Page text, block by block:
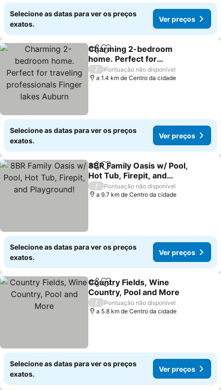
Selecione as datas para ver os preços
exatos.
Ver preços
PartilharAdicionar aos favoritos
Charming 2-bedroom
home. Perfect for
traveling professionals
Finger lakes Auburn
Ver preços
/
Pontuação não disponível
a 1.4 km de Centro da cidade
Selecione as datas para ver os preços
exatos.
Ver preços
PartilharAdicionar aos favoritos
8BR Family Oasis w/ Pool,
Hot Tub, Firepit, and
Playground!
Ver preços
/
Pontuação não disponível
a 9.7 km de Centro da cidade
Selecione as datas para ver os preços
exatos.
Ver preços
PartilharAdicionar aos favoritos
Country Fields, Wine
Country, Pool and More
Ver preços
/
Pontuação não disponível
a 5.8 km de Centro da cidade
Selecione as datas para ver os preços
exatos.
Ver preços